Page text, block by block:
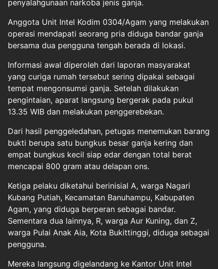
penyalahgunaan narkoba jenis ganja.
Anggota Unit Intel Kodim 0304/Agam yang melakukan
operasi mendapati seorang pria diduga bandar ganja
bersama dua pengguna tengah berada di lokasi.
Informasi awal diperoleh dari laporan masyarakat
yang curiga rumah tersebut sering dipakai sebagai
tempat mengonsumsi ganja. Setelah dilakukan
pengintaian, aparat langsung bergerak pada pukul
13.35 WIB dan melakukan penggerebekan.
Dari hasil penggeledahan, petugas menemukan barang
bukti berupa satu bungkus besar ganja kering dan
empat bungkus kecil siap edar dengan total berat
mencapai 800 gram atau delapan ons.
Ketiga pelaku diketahui berinisial A, warga Nagari
Kubang Putiah, Kecamatan Banuhampu, Kabupaten
Agam, yang diduga berperan sebagai bandar.
Sementara dua lainnya, R, warga Aur Kuning, dan Z,
warga Pulai Anak Aia, Kota Bukittinggi, diduga sebagai
pengguna.
Mereka langsung digelandang ke Kantor Unit Intel